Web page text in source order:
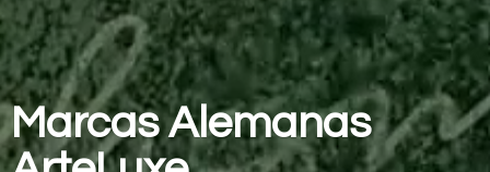
MarcasAlemanas